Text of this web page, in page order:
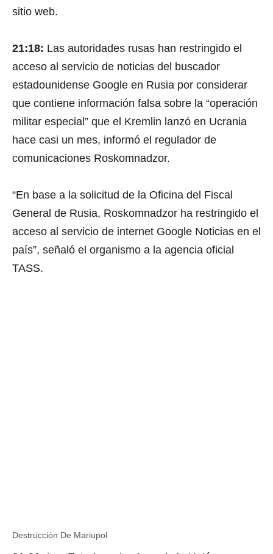
sitio web.
21:18: Las autoridades rusas han restringido el
acceso al servicio de noticias del buscador
estadounidense Google en Rusia por considerar
que contiene información falsa sobre la “operación
militar especial” que el Kremlin lanzó en Ucrania
hace casi un mes, informó el regulador de
comunicaciones Roskomnadzor.
“En base a la solicitud de la Oficina del Fiscal
General de Rusia, Roskomnadzor ha restringido el
acceso al servicio de internet Google Noticias en el
país”, señaló el organismo a la agencia oficial
TASS.
Destrucción De Mariupol
Destrucción De Mariupol